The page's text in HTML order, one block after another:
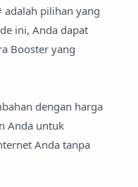
pilihan yang
ini, Anda dapat
Booster yang
dengan harga
Anda untuk
Anda tanpa